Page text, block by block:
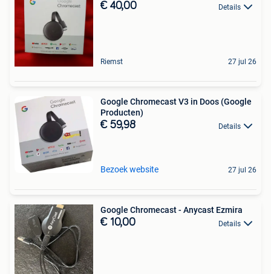
€ 40,00 Details
Riemst 27 jul 26
Google Chromecast V3 in Doos (Google
Producten)
€ 59,98 Details
Bezoek website 27 jul 26
Google Chromecast - Anycast Ezmira
€ 10,00 Details